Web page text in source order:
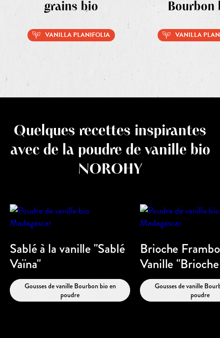
grains bio
VANILLA PLANIFOLIA
Bourbon
VANILLA
Quelques recettes inspirantes
avec de la poudre de vanille bio
NOROHY
Sablé à la vanille "Sablé
Vaïna"
Gousses de vanille Bourbon bio en
poudre
Brioche
Vanille
Gousses de vanille
poudre